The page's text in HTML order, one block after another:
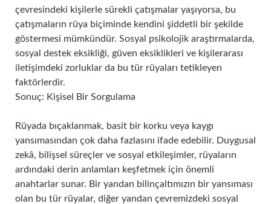
çevresindeki kişilerle sürekli çatışmalar yaşıyorsa, bu
çatışmaların rüya biçiminde kendini şiddetli bir şekilde
göstermesi mümkündür. Sosyal psikolojik araştırmalarda,
sosyal destek eksikliği, güven eksiklikleri ve kişilerarası
iletişimdeki zorluklar da bu tür rüyaları tetikleyen
faktörlerdir.
Sonuç: Kişisel Bir Sorgulama
Rüyada bıçaklanmak, basit bir korku veya kaygı
yansımasından çok daha fazlasını ifade edebilir. Duygusal
zekâ, bilişsel süreçler ve sosyal etkileşimler, rüyaların
ardındaki derin anlamları keşfetmek için önemli
anahtarlar sunar. Bir yandan bilinçaltımızın bir yansıması
olan bu tür rüyalar, diğer yandan çevremizdeki sosyal